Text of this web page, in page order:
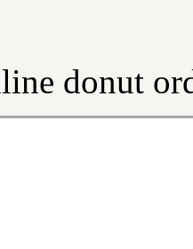
donut